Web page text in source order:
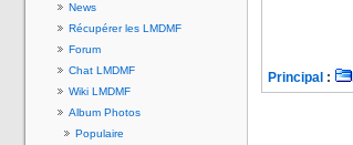
News
Récupérer les LMDMF
Forum
Chat LMDMF
Wiki LMDMF
Album Photos
Populaire
Principal :